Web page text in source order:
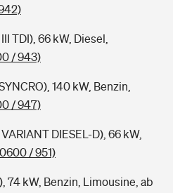
TDI), 66 kW, Diesel,
/ 943)
140 kW, Benzin,
/ 947)
DIESEL-D), 66 kW,
/ 951)
74 kW, Benzin, Limousine, ab